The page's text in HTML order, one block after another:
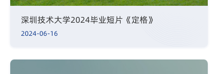
深圳技术大学2024毕业短片《定格》
2024-06-16